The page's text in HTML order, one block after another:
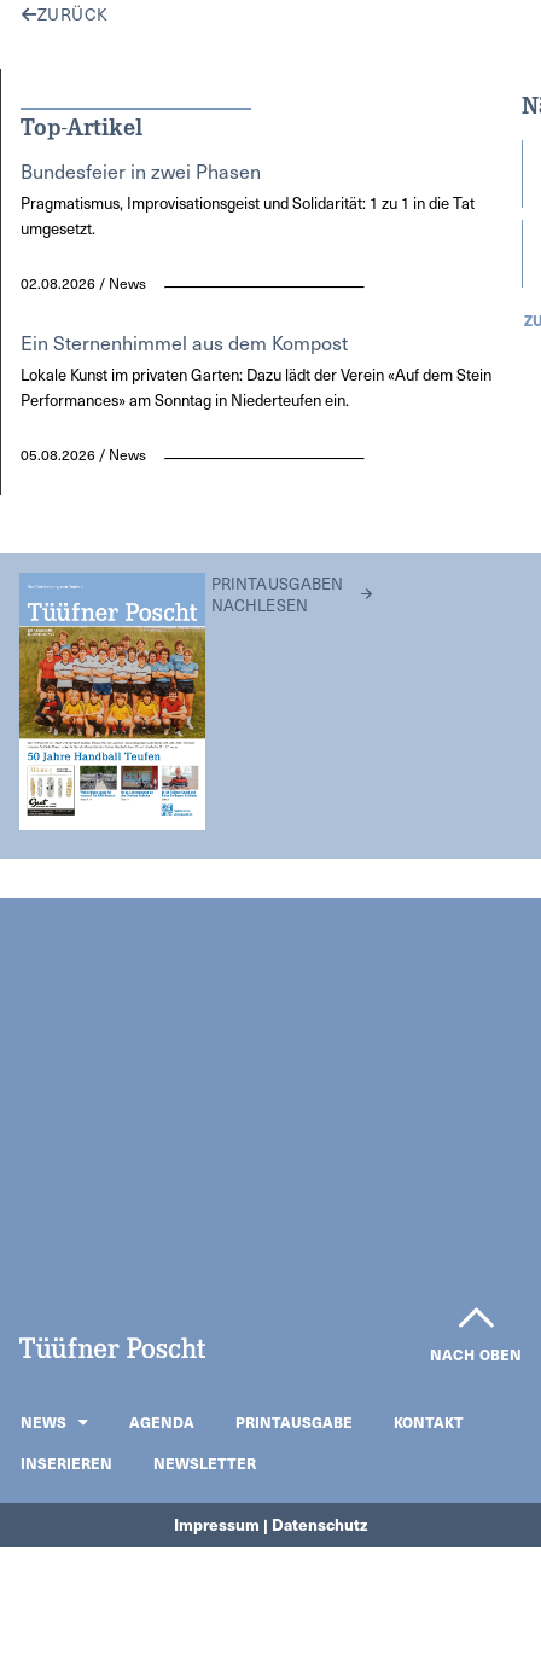
ZURÜCK
Top-Artikel
Bundesfeier in zwei Phasen
Pragmatismus, Improvisationsgeist und Solidarität: 1 zu 1 in die Tat
umgesetzt.
02.08.2026 / News
Ein Sternenhimmel aus dem Kompost
Lokale Kunst im privaten Garten: Dazu lädt der Verein «Auf dem Stein
Performances» am Sonntag in Niederteufen ein.
05.08.2026 / News
PRINTAUSGABEN
NACHLESEN
NACH OBEN
NEWS AGENDA PRINTAUSGABE
KONTAKT
INSERIEREN
NEWSLETTER
Impressum | Datenschutz